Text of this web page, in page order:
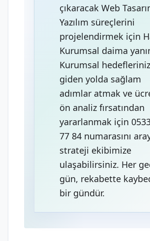
çıkaracak Web
Yazılım süreçlerini
projelendirmek için
Kurumsal daima
Kurumsal
giden yolda sağlam
adımlar atmak ve
ön analiz fırsatından
yararlanmak için
77 84 numarasını
strateji ekibimize
ulaşabilirsiniz. Her
gün, rekabette
bir gündür.